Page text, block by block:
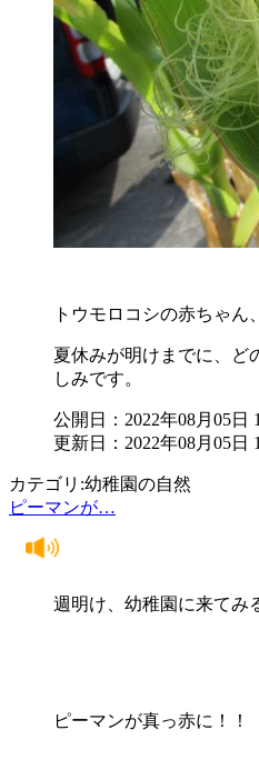
トウモロコシの赤ちゃん
夏休みが明けまでに、ど
しみです。
公開日：2022年08月05日
更新日：2022年08月05日
カテゴリ:幼稚園の自然
ピーマンが…
週明け、幼稚園に来てみ
ピーマンが真っ赤に！！